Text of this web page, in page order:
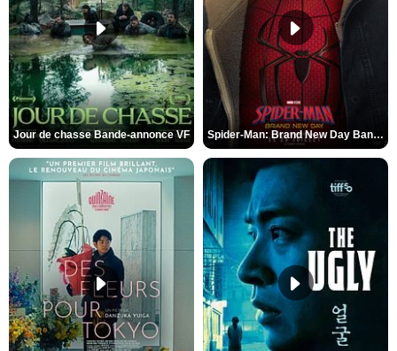
Jour de chasse Bande-annonce VF Spider-Man: Brand New Day Bande-annonce (3) VO STFR